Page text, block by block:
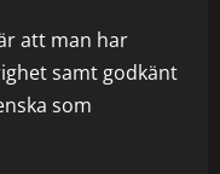
att man har
samt godkänt
som